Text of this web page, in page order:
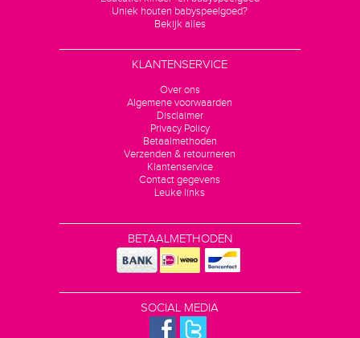
Uniek houten babyspeelgoed?
Bekijk alles
KLANTENSERVICE
Over ons
Algemene voorwaarden
Disclaimer
Privacy Policy
Betaalmethoden
Verzenden & retourneren
Klantenservice
Contact gegevens
Leuke links
BETAALMETHODEN
SOCIAL MEDIA